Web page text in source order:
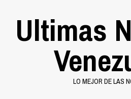
Ultimas
LO MEJOR DE LAS